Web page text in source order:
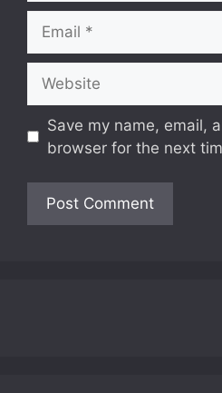
Save my name, email,
browser for the next